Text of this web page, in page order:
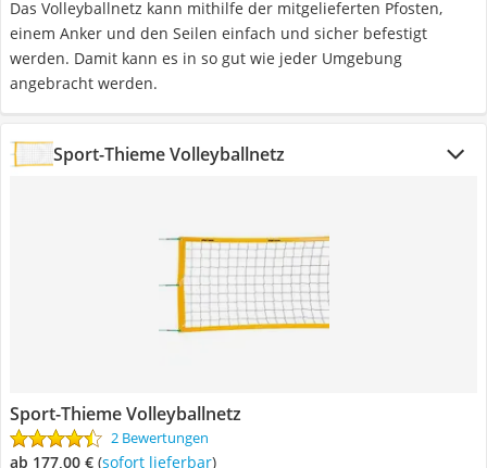
Das Volleyballnetz kann mithilfe der mitgelieferten Pfosten,
einem Anker und den Seilen einfach und sicher befestigt
werden. Damit kann es in so gut wie jeder Umgebung
angebracht werden.
Sport-Thieme Volleyballnetz
Sport-Thieme Volleyballnetz
2 Bewertungen
ab 177,00 € ( Sofort lieferbar)